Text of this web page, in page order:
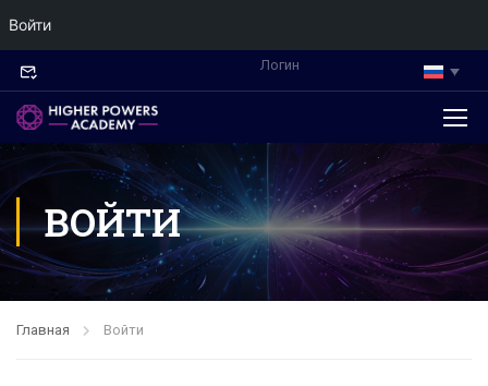
Логин
ВОЙТИ
Главная Войти
Войти